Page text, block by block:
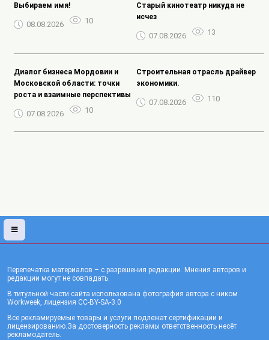
Выбираем имя!
08.08.2026 10
Старый кинотеатр никуда не
исчез
07.08.2026 13
Диалог бизнеса Мордовии и
Московской области: точки
роста и взаимные перспективы
07.08.2026 10
Строительная отрасль драйвер
экономики.
07.08.2026 110
Перепечатка материалов – с разрешения редакции. Мнения авторов и
редакции могут не совпадать.
В титульной части сайта использована фотография автора с ником
Workweek, лицензия CC-BY-SA-3.0
Все рекламируемые товары и услуги подлежат сертификации и
лицензированию.За достоверность рекламы ответственность несёт
рекламодатель.